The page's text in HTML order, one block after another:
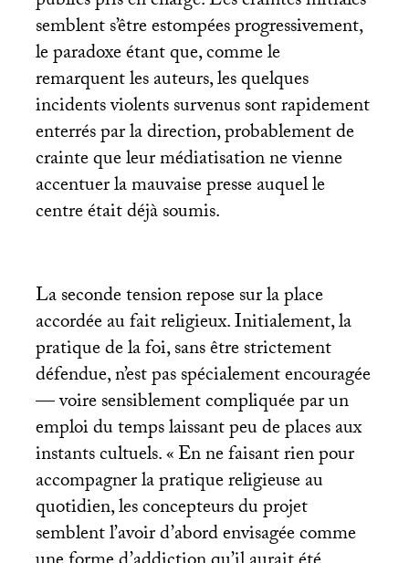
semblent s’être estompées progressivement,
le paradoxe étant que, comme le
remarquent les auteurs, les quelques
incidents violents survenus sont rapidement
enterrés par la direction, probablement de
crainte que leur médiatisation ne vienne
accentuer la mauvaise presse auquel le
centre était déjà soumis.
La seconde tension repose sur la place
accordée au fait religieux. Initialement, la
pratique de la foi, sans être strictement
défendue, n’est pas spécialement encouragée
— voire sensiblement compliquée par un
emploi du temps laissant peu de places aux
instants cultuels. «En ne faisant rien pour
accompagner la pratique religieuse au
quotidien, les concepteurs du projet
semblent l’avoir d’abord envisagée comme